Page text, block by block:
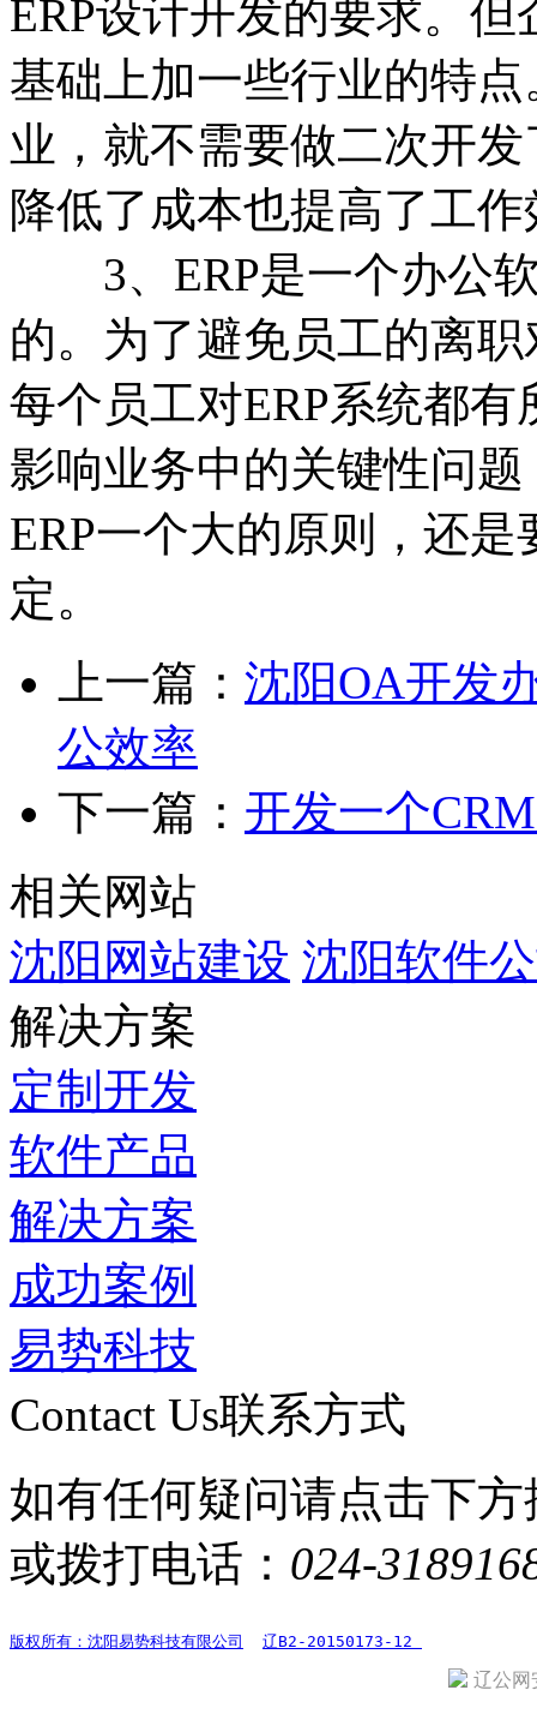
ERP设计开发的要求。
基础上加一些行业的特
业，就不需要做二次开
降低了成本也提高了工
3、ERP是一个办公软
的。为了避免员工的离
每个员工对ERP系统都
影响业务中的关键性问
ERP一个大的原则，还
定。
上一篇： 沈阳OA开发
公效率
下一篇： 开发一个
相关网站
沈阳网站建设 沈阳软件
解决方案
定制开发
软件产品
解决方案
成功案例
易势科技
Contact Us联系方式
如有任何疑问请点击下
或拨打电话： 024-
版权所有：沈阳易势科技有限公司 辽B2-20150173-12
辽公网